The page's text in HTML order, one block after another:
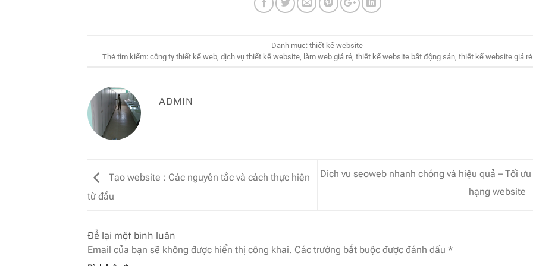
Danh mục:thiết kế website
Thẻ tìm kiếm: công ty thiết kế web, dịch vụ thiết kế website, làm web giá rẻ, thiết kế website bất động sản, thiết kế website giá rẻ
ADMIN
Tạo website : Các nguyên tắc và cách thực hiện
từ đầu
Dich vu seoweb nhanh chóng và hiệu quả – Tối
hạng website
Để lại một bình luận
Email của bạn sẽ không được hiển thị công khai. Các trường bắt buộc được đánh dấu *